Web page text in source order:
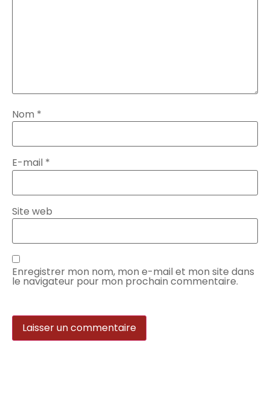
Nom *
E-mail *
Site web
Enregistrer mon nom, mon e-mail et mon site dans
le navigateur pour mon prochain commentaire.